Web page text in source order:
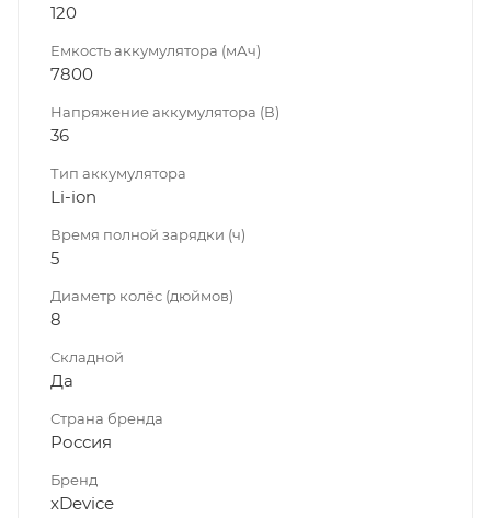
120
Емкость аккумулятора (мАч)
7800
Напряжение аккумулятора (В)
36
Тип аккумулятора
Li-ion
Время полной зарядки (ч)
5
Диаметр колёс (дюймов)
8
Складной
Да
Страна бренда
Россия
Бренд
xDevice